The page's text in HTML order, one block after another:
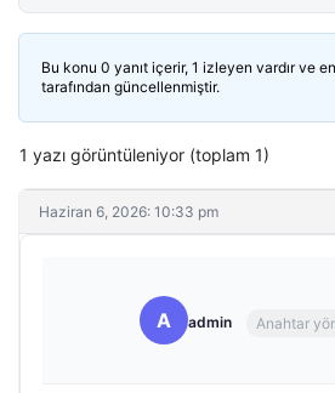
Bu konu 0 yanıt içerir, 1 izleyen vardır ve
tarafından güncellenmiştir.
1 yazı görüntüleniyor (toplam 1)
Haziran 6, 2026: 10:33 pm
A admin Anahtar